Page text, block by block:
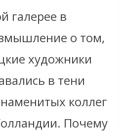
галерее в
о том,
художники
в тени
коллег
Почему